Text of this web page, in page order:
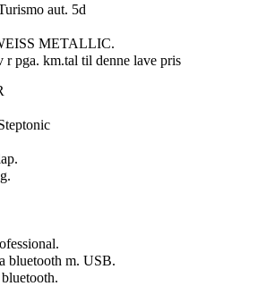
aut. 5d
METALLIC.
pga. km.tal til denne lave pris
bluetooth m. USB.